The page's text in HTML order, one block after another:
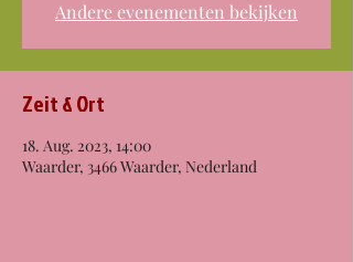
Andere evenementen bekijken
Zeit & Ort
18. Aug. 2023, 14:00
Waarder, 3466 Waarder, Nederland